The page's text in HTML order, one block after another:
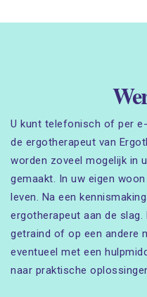
U kunt telefonisch of per
de ergotherapeut van
worden zoveel mogelijk in
gemaakt. In uw eigen
leven. Na een
ergotherapeut aan de slag.
getraind of op een andere
eventueel met een
naar praktische